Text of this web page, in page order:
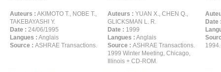
Auteurs : AKIMOTO T., NOBE T.,
TAKEBAYASHI Y.
Date : 24/06/1995
Langues : Anglais
Source : ASHRAE Transactions.
Auteurs : YUAN X., CHEN Q.,
GLICKSMAN L. R.
Date : 1999
Langues : Anglais
Source : ASHRAE Transactions.
1999 Winter Meeting, Chicago,
Illinois + CD-ROM.
Date
1994.